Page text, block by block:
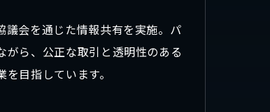
議会を通じた情報共有を実施。パ
がら、公正な取引と透明性のある
目指しています。